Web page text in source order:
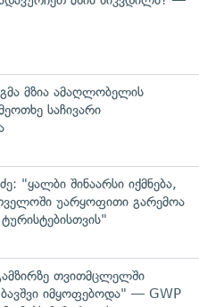
მზია ამაღლობელის
საჩივარი
"ყალბი შინაარსი იქმნება,
უარყოფითი გარემოა
თვითმცლელში
იმყოფებოდა" — GWP